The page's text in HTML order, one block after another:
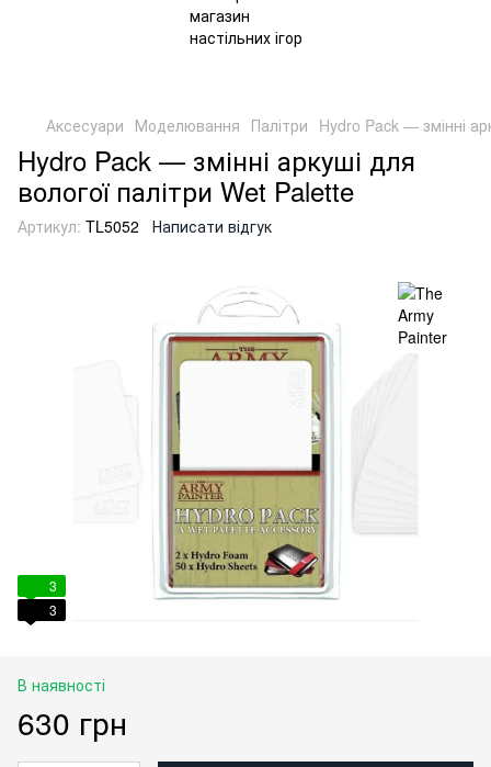
Аксесуари Моделювання Палітри Hydro Pack — змінні
Hydro Pack — змінні аркуші для
вологої палітри Wet Palette
Артикул: TL5052 Написати відгук
3
3
В наявності
630 грн